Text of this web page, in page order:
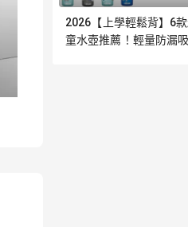
2026【上學輕鬆背】6
童水壺推薦！輕量防漏